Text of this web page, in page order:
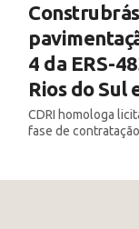
4 da ERS-
Rios do Sul
CDRI homologa
fase de